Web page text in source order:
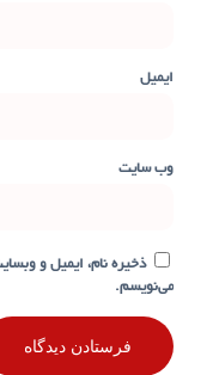
ایمیل
وب‌ سایت
ذخیره نام، ایمیل و
می‌نویسم.